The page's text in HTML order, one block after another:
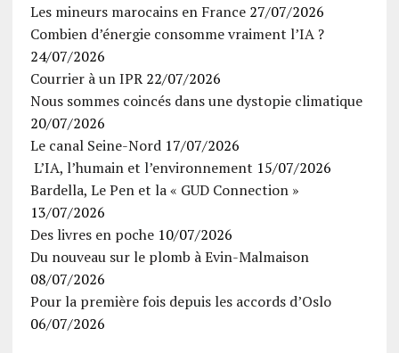
Les mineurs marocains en France 27/07/2026
Combien d’énergie consomme vraiment l’IA ?
24/07/2026
Courrier à un IPR 22/07/2026
Nous sommes coincés dans une dystopie climatique
20/07/2026
Le canal Seine-Nord 17/07/2026
L’IA, l’humain et l’environnement 15/07/2026
Bardella, Le Pen et la « GUD Connection »
13/07/2026
Des livres en poche 10/07/2026
Du nouveau sur le plomb à Evin-Malmaison
08/07/2026
Pour la première fois depuis les accords d’Oslo
06/07/2026